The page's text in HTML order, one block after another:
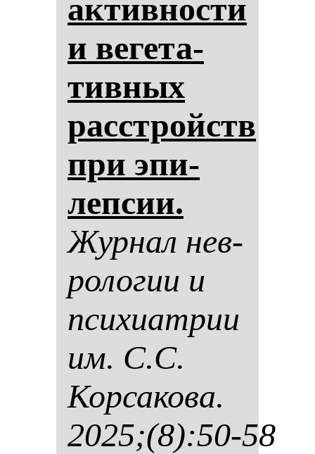
ак­тив­нос­ти
и ве­ге­та­
тив­ных
расстройств
при эпи­
леп­сии.
Жур­нал нев­
ро­ло­гии и
пси­хи­ат­рии
им. С.С.
Кор­са­ко­ва.
2025;(8):50-58